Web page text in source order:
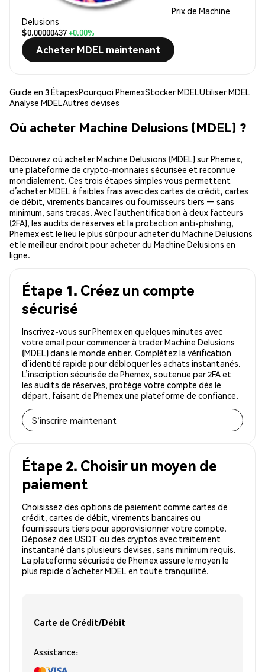
Prix de Machine
Delusions
$0.00000437+0.00%
Acheter MDEL maintenant
Guide en 3 ÉtapesPourquoi PhemexStocker MDELUtiliser MDEL
Analyse MDELAutres devises
Où acheter Machine Delusions (MDEL) ?
Découvrez où acheter Machine Delusions (MDEL) sur Phemex,
une plateforme de crypto-monnaies sécurisée et reconnue
mondialement. Ces trois étapes simples vous permettent
d’acheter MDEL à faibles frais avec des cartes de crédit, cartes
de débit, virements bancaires ou fournisseurs tiers — sans
minimum, sans tracas. Avec l’authentification à deux facteurs
(2FA), les audits de réserves et la protection anti-phishing,
Phemex est le lieu le plus sûr pour acheter du Machine Delusions
et le meilleur endroit pour acheter du Machine Delusions en
ligne.
Étape 1. Créez un compte
sécurisé
Inscrivez-vous sur Phemex en quelques minutes avec
votre email pour commencer à trader Machine Delusions
(MDEL) dans le monde entier. Complétez la vérification
d’identité rapide pour débloquer les achats instantanés.
L’inscription sécurisée de Phemex, soutenue par 2FA et
les audits de réserves, protège votre compte dès le
départ, faisant de Phemex une plateforme de confiance.
S'inscrire maintenant
Étape 2. Choisir un moyen de
paiement
Choisissez des options de paiement comme cartes de
crédit, cartes de débit, virements bancaires ou
fournisseurs tiers pour approvisionner votre compte.
Déposez des USDT ou des cryptos avec traitement
instantané dans plusieurs devises, sans minimum requis.
La plateforme sécurisée de Phemex assure le moyen le
plus rapide d’acheter MDEL en toute tranquillité.
Carte de Crédit/Débit
Assistance: